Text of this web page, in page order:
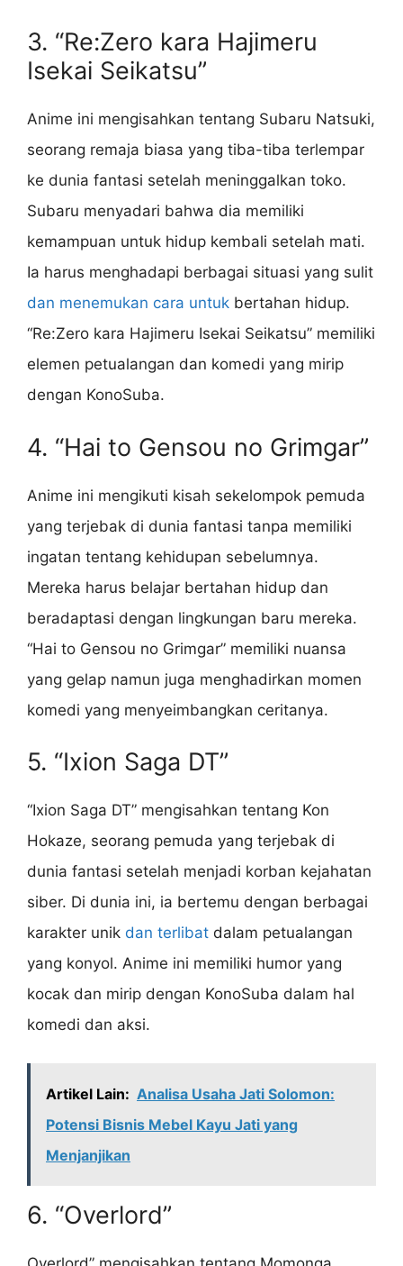
3. “Re:Zero kara Hajimeru
Isekai Seikatsu”
Anime ini mengisahkan tentang Subaru Natsuki,
seorang remaja biasa yang tiba-tiba terlempar
ke dunia fantasi setelah meninggalkan toko.
Subaru menyadari bahwa dia memiliki
kemampuan untuk hidup kembali setelah mati.
Ia harus menghadapi berbagai situasi yang sulit
dan menemukan cara untuk bertahan hidup.
“Re:Zero kara Hajimeru Isekai Seikatsu” memiliki
elemen petualangan dan komedi yang mirip
dengan KonoSuba.
4. “Hai to Gensou no Grimgar”
Anime ini mengikuti kisah sekelompok pemuda
yang terjebak di dunia fantasi tanpa memiliki
ingatan tentang kehidupan sebelumnya.
Mereka harus belajar bertahan hidup dan
beradaptasi dengan lingkungan baru mereka.
“Hai to Gensou no Grimgar” memiliki nuansa
yang gelap namun juga menghadirkan momen
komedi yang menyeimbangkan ceritanya.
5. “Ixion Saga DT”
“Ixion Saga DT” mengisahkan tentang Kon
Hokaze, seorang pemuda yang terjebak di
dunia fantasi setelah menjadi korban kejahatan
siber. Di dunia ini, ia bertemu dengan berbagai
karakter unik dan terlibat dalam petualangan
yang konyol. Anime ini memiliki humor yang
kocak dan mirip dengan KonoSuba dalam hal
komedi dan aksi.
Artikel Lain: Analisa Usaha Jati Solomon:
Potensi Bisnis Mebel Kayu Jati yang
Menjanjikan
6. “Overlord”